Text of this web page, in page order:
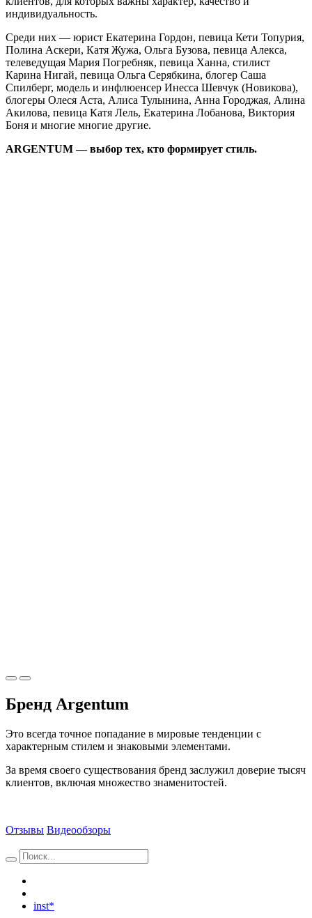
индивидуальность.
Среди них — юрист Екатерина Гордон, певица Кети Топурия,
Полина Аскери, Катя Жужа, Ольга Бузова, певица Алекса,
телеведущая Мария Погребняк, певица Ханна, стилист
Карина Нигай, певица Ольга Серябкина, блогер Саша
Спилберг, модель и инфлюенсер Инесса Шевчук (Новикова),
блогеры Олеся Аста, Алиса Тулынина, Анна Городжая, Алина
Акилова, певица Катя Лель, Екатерина Лобанова, Виктория
Боня и многие многие другие.
ARGENTUM — выбор тех, кто формирует стиль.
Бренд Argentum
Это всегда точное попадание в мировые тенденции с
характерным стилем и знаковыми элементами.
За время своего существования бренд заслужил доверие тысяч
клиентов, включая множество знаменитостей.
Отзывы Видеообзоры
inst*